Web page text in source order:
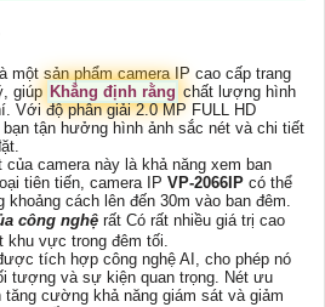
là một sản phẩm camera IP cao cấp trang
giúp Khẳng định rằng chất lượng hình
Với độ phân giải 2.0 MP FULL HD
bạn tận hưởng hình ảnh sắc nét và chi tiết
của camera này là khả năng xem ban
tiên tiến, camera IP VP-2066IP có thể
khoảng cách lên đến 30m vào ban đêm.
công nghệ rất Có rất nhiều giá trị cao
vực trong đêm tối.
tích hợp công nghệ AI, cho phép nó
tượng và sự kiện quan trọng. Nét ưu
tăng cường khả năng giám sát và giảm